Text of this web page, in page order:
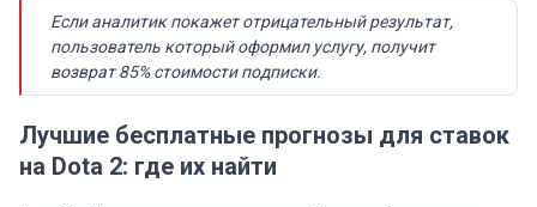
Если аналитик покажет отрицательный результат,
пользователь который оформил услугу, получит
возврат 85% стоимости подписки.
Лучшие бесплатные прогнозы для ставок
на Dota 2: где их найти